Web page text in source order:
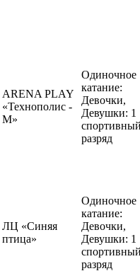
ARENA PLAY
«Технополис -
М»
Одиночное
катание:
Девочки,
Девушки: 1
разряд
ЛЦ «Синяя
птица»
Одиночное
катание:
Девочки,
Девушки: 1
разряд